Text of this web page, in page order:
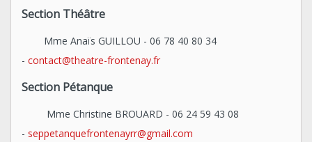
Section Théâtre
Mme Anaïs GUILLOU - 06 78 40 80 34
- contact@theatre-frontenay.fr
Section Pétanque
Mme Christine BROUARD - 06 24 59 43 08
- seppetanquefrontenayrr@gmail.com